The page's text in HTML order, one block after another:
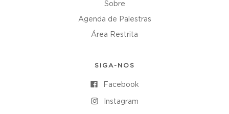
Sobre
Agenda de Palestras
Área Restrita
SIGA-NOS
Facebook
Instagram